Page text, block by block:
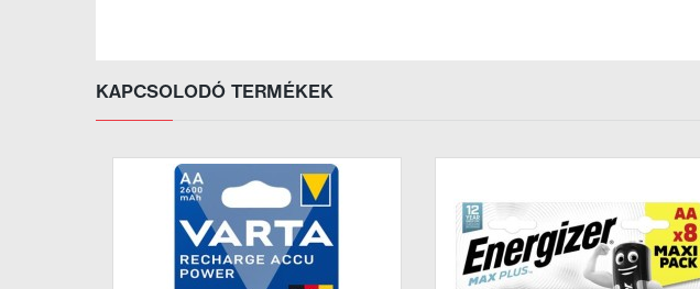
KAPCSOLODÓ TERMÉKEK